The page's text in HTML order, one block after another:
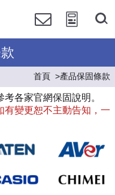
首頁 產品保固條款
各家官網保固說明。
變更恕不主動告知，一